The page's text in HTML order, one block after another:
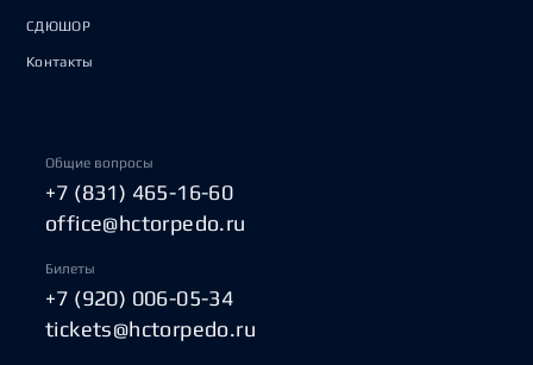
СДЮШОР
Контакты
Общие вопросы
+7 (831) 465-16-60
office@hctorpedo.ru
Билеты
+7 (920) 006-05-34
tickets@hctorpedo.ru